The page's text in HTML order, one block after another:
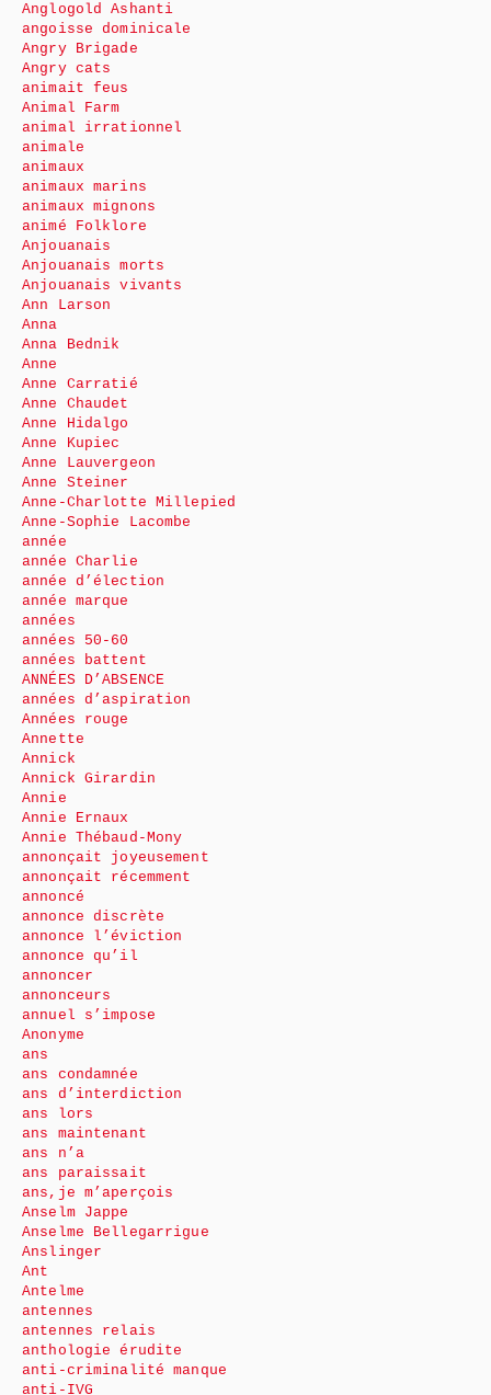
Anglogold Ashanti
angoisse dominicale
Angry Brigade
Angry cats
animait feus
Animal Farm
animal irrationnel
animale
animaux
animaux marins
animaux mignons
animé Folklore
Anjouanais
Anjouanais morts
Anjouanais vivants
Ann Larson
Anna
Anna Bednik
Anne
Anne Carratié
Anne Chaudet
Anne Hidalgo
Anne Kupiec
Anne Lauvergeon
Anne Steiner
Anne-Charlotte Millepied
Anne-Sophie Lacombe
année
année Charlie
année d’élection
année marque
années
années 50-60
années battent
ANNÉES D’ABSENCE
années d’aspiration
Années rouge
Annette
Annick
Annick Girardin
Annie
Annie Ernaux
Annie Thébaud-Mony
annonçait joyeusement
annonçait récemment
annoncé
annonce discrète
annonce l’éviction
annonce qu’il
annoncer
annonceurs
annuel s’impose
Anonyme
ans
ans condamnée
ans d’interdiction
ans lors
ans maintenant
ans n’a
ans paraissait
ans,je m’aperçois
Anselm Jappe
Anselme Bellegarrigue
Anslinger
Ant
Antelme
antennes
antennes relais
anthologie érudite
anti-criminalité manque
anti-IVG